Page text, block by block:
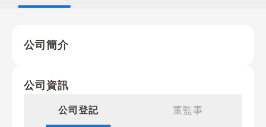
公司簡介
公司資訊
公司登記 董監事